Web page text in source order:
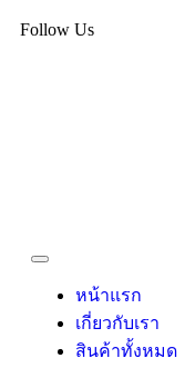
Follow Us
หน้าแรก
เกี่ยวกับเรา
สินค้าทั้งหมด